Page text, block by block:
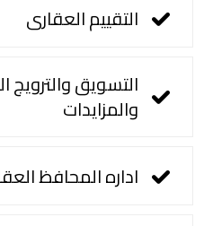
التقييم العقارى
التسويق والترويج
والمزايدات
اداره المحافظ